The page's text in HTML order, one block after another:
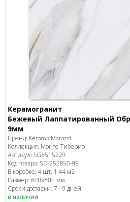
Керамогранит
Бежевый Лаппатированный
9мм
Бренд: Kerama Marazzi
Коллекция: Монте Тиберио
Артикул: SG651522R
Код товара: SD-252850-99
В коробке: 4 шт, 1.44 м2
Размер: 600x600 мм
Сроки доставки: 7 - 9 дней
в наличии